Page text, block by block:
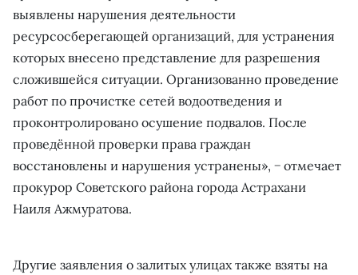
выявлены нарушения деятельности
ресурсосберегающей организаций, для устранения
которых внесено представление для разрешения
сложившейся ситуации. Организованно проведение
работ по прочистке сетей водоотведения и
проконтролировано осушение подвалов. После
проведённой проверки права граждан
восстановлены и нарушения устранены», − отмечает
прокурор Советского района города Астрахани
Наиля Ажмуратова.
Другие заявления о залитых улицах также взяты на